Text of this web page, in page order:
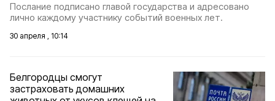
Послание подписано главой государства и адресовано
лично каждому участнику событий военных лет.
30 апреля , 10:14
Белгородцы смогут
застраховать домашних